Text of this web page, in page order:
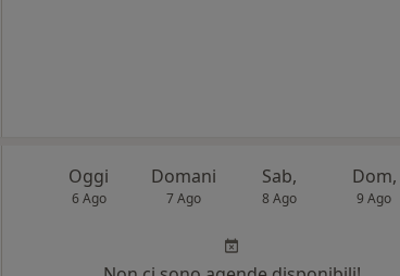
Oggi
6 Ago
Domani
7 Ago
Sab,
8 Ago
Dom,
9 Ago